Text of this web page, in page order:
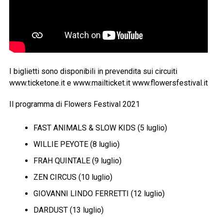
I biglietti sono disponibili in prevendita sui circuiti
www.ticketone.it e www.mailticket.it www.flowersfestival.it
Il programma di Flowers Festival 2021
FAST ANIMALS & SLOW KIDS (5 luglio)
WILLIE PEYOTE (8 luglio)
FRAH QUINTALE (9 luglio)
ZEN CIRCUS (10 luglio)
GIOVANNI LINDO FERRETTI (12 luglio)
DARDUST (13 luglio)